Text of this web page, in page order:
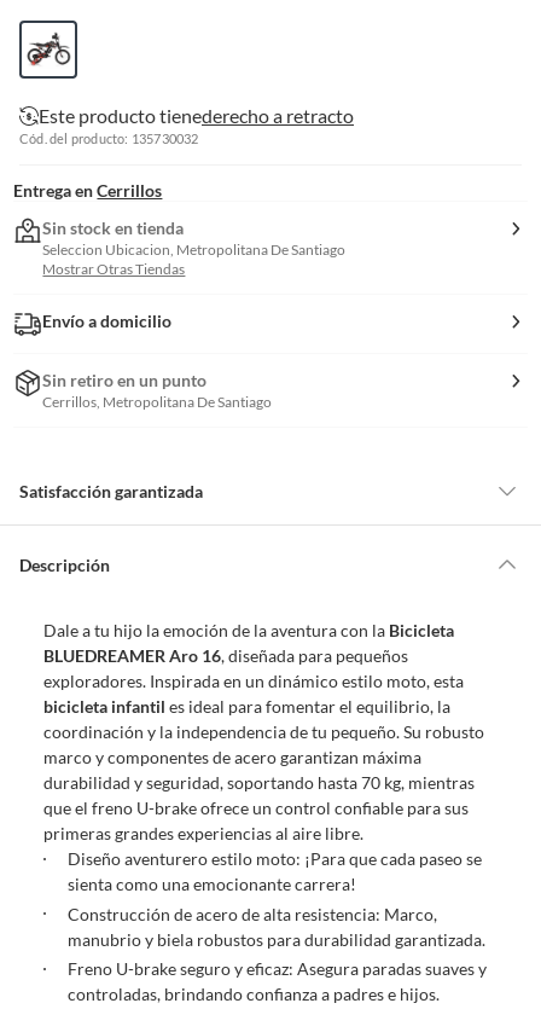
Este producto tienederecho a retracto
Cód. del producto: 135730032
Entrega en Cerrillos
Sin stock en tienda
Seleccion Ubicacion, Metropolitana De Santiago
Mostrar Otras Tiendas
Envío a domicilio
Sin retiro en un punto
Cerrillos, Metropolitana De Santiago
Satisfacción garantizada
de la compra.
comprado por internet y que hay ciertas categorías que no tienen este
derecho:
Productos que, por su naturaleza, no puedan ser devueltos,
puedan deteriorarse o caducar con rapidez.
Confeccionados a la medida.
De uso personal.
En sodimac.cl te damos30 días desde que recibes el producto. Debe
estar en perfecto estado, con todas sus etiquetas y sin uso, tal como te lo
entregamos.
Productos digitales que se entregan a través de una descarga
electrónica, por ejemplo, cupones de experiencia o programas
para el computador.
Productos a pedido o confeccionados a medida.
Descripción
Dale a tu hijo la emoción de la aventura con la Bicicleta
BLUEDREAMER Aro 16, diseñada para pequeños
exploradores. Inspirada en un dinámico estilo moto, esta
bicicleta infantil es ideal para fomentar el equilibrio, la
coordinación y la independencia de tu pequeño. Su robusto
marco y componentes de acero garantizan máxima
durabilidad y seguridad, soportando hasta 70 kg, mientras
que el freno U-brake ofrece un control confiable para sus
primeras grandes experiencias al aire libre.
Diseño aventurero estilo moto: ¡Para que cada paseo se
sienta como una emocionante carrera!
Construcción de acero de alta resistencia: Marco,
manubrio y biela robustos para durabilidad garantizada.
Freno U-brake seguro y eficaz: Asegura paradas suaves y
controladas, brindando confianza a padres e hijos.